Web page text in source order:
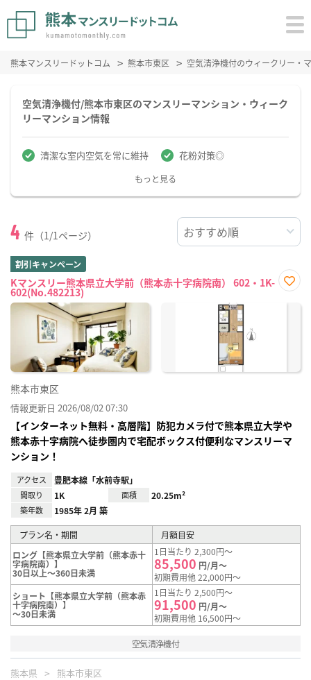
熊本マンスリードットコム 熊本市東区 空気清浄機付のウィークリー・
空気清浄機付/熊本市東区のマンスリーマンション・ウィーク
リーマンション情報
清潔な室内空気を常に維持 花粉対策◎
もっと見る
4 件（1/1ページ）
割引キャンペーン
Kマンスリー熊本県立大学前（熊本赤十字病院南） 602・1K-
602(No.482213)
に入
熊本市東区
情報更新日 2026/08/02 07:30
【インターネット無料・高層階】防犯カメラ付で熊本県立大学や
熊本赤十字病院へ徒歩圏内で宅配ボックス付便利なマンスリーマ
ンション！
アクセス 豊肥本線「水前寺駅」
間取り 1K 面積 20.25m²
築年数 1985年 2月 築
プラン名・期間
月額目安
ロング【熊本県立大学前（熊本赤十
字病院南）】
30日以上～360日未満
1日当たり 2,300円～
85,500 円/月～
初期費用他 22,000円～
ショート【熊本県立大学前（熊本赤
十字病院南）】
～30日未満
1日当たり 2,500円～
91,500 円/月～
初期費用他 16,500円～
空気清浄機付
熊本県 熊本市東区